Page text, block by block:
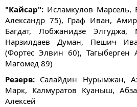
"Кайсар": Исламкулов Марсель,
Александр 75), Граф Иван,
Багдат, Лобжанидзе Элгуджа,
Нарзилдаев Думан, Пешич
(Фортес Элвин 60), Тагыберген
Магомед 89)
Резерв: Салайдин Нурымжан,
Марк, Калмуратов Куаныш,
Алексей